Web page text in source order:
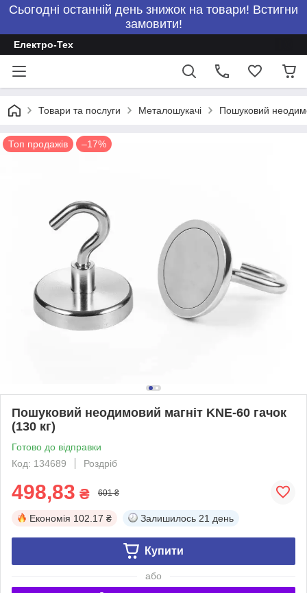
Сьогодні останній день знижок на товари! Встигни
замовити!
Електро-Тех
Товари та послуги Металошукачі Пошуковий
Топ продажів –17%
Пошуковий неодимовий магніт KNE-60 гачок
(130 кг)
Готово до відправки
Код: 134689
Роздріб
498,83 ₴ 601 ₴
Економія 102.17 ₴ Залишилось 21 день
Купити
або